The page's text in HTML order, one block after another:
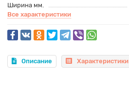
Ширина мм.
Все характеристики
Описание Характеристики